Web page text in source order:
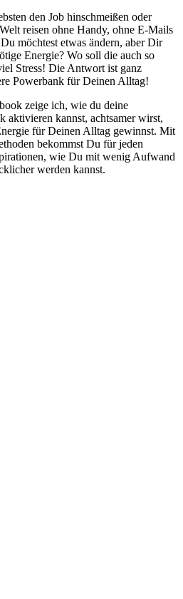
den Job hinschmeißen oder
reisen ohne Handy, ohne E-Mails
möchtest etwas ändern, aber Dir
Energie? Wo soll die auch so
Stress! Die Antwort ist ganz
Powerbank für Deinen Alltag!
zeige ich, wie du deine
aktivieren kannst, achtsamer wirst,
für Deinen Alltag gewinnst. Mit
bekommst Du für jeden
wie Du mit wenig Aufwand
werden kannst.